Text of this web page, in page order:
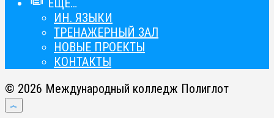
ЕЩЕ…
ИН. ЯЗЫКИ
ТРЕНАЖЕРНЫЙ ЗАЛ
НОВЫЕ ПРОЕКТЫ
КОНТАКТЫ
© 2026 Международный колледж Полиглот